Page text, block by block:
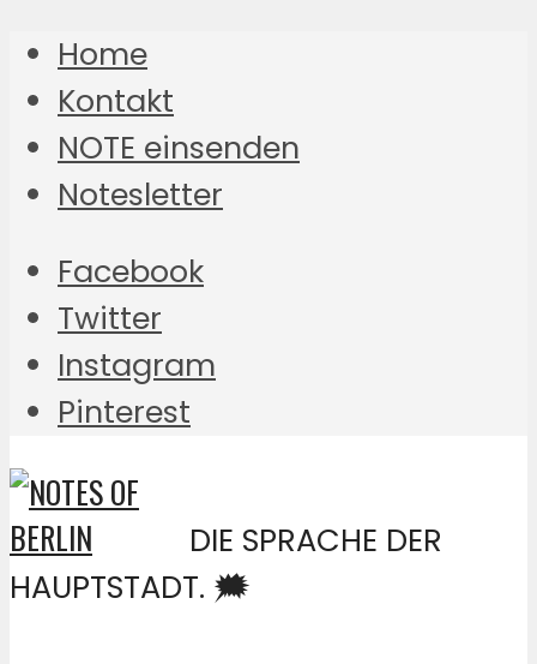
Home
Kontakt
NOTE einsenden
Notesletter
Facebook
Twitter
Instagram
Pinterest
DIE SPRACHE DER
HAUPTSTADT. 🗯️